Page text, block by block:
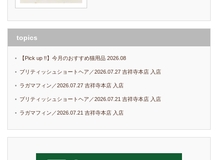
topics
【Pick up !!】今月のおすすめ猫用品 2026.08
ブリティッシュショートヘア／2026.07.27 吉祥寺本店 入店
ラガマフィン／2026.07.27 吉祥寺本店 入店
ブリティッシュショートヘア／2026.07.21 吉祥寺本店 入店
ラガマフィン／2026.07.21 吉祥寺本店 入店